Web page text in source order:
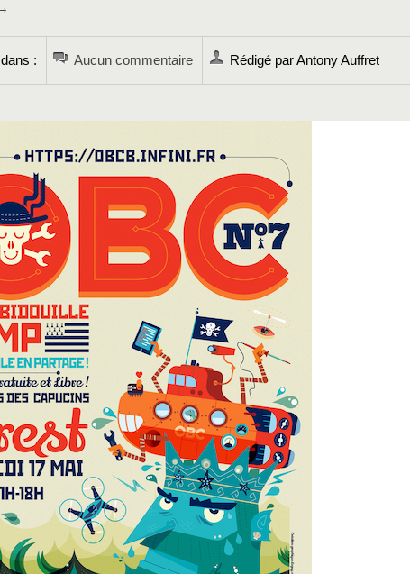
: Aucun commentaire Rédigé par Antony Auffret